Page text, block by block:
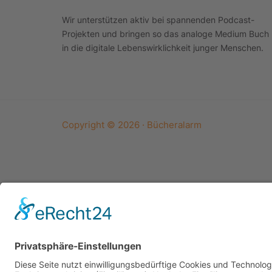
Wir unterstützen aktiv bei spannenden Podcast-
Projekten und bringen so das analoge Medium Buch
in die digitale Lebenswirklichkeit junger Menschen.
Copyright © 2026 · Bücheralarm